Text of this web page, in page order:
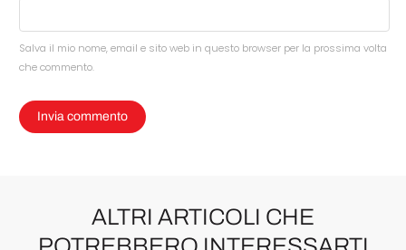
Salva il mio nome, email e sito web in questo browser per la prossima volta
che commento.
ALTRI ARTICOLI CHE